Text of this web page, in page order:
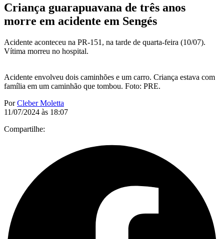
Criança guarapuavana de três anos
morre em acidente em Sengés
Acidente aconteceu na PR-151, na tarde de quarta-feira (10/07).
Vítima morreu no hospital.
Acidente envolveu dois caminhões e um carro. Criança estava com
família em um caminhão que tombou. Foto: PRE.
PorCleber Moletta
11/07/2024 às 18:07
Compartilhe: